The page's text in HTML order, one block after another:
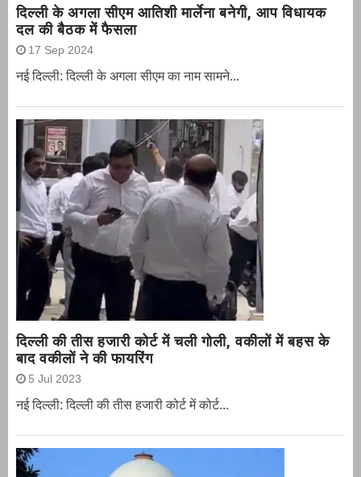
दिल्ली के अगला सीएम आतिशी मार्लेना बनेगी, आप विधायक
दल की बैठक में फैसला
17 Sep 2024
नई दिल्ली: दिल्ली के अगला सीएम का नाम सामने...
दिल्ली की तीस हजारी कोर्ट में चली गोली, वकीलों में बहस के
बाद वकीलों ने की फायरिंग
5 Jul 2023
नई दिल्ली: दिल्ली की तीस हजारी कोर्ट में कोर्ट...